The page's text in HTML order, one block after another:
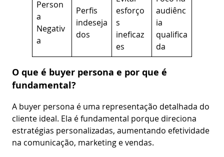
Person
a
Negativ
a
Perfis
indeseja
dos
esforço
s
ineficaz
es
audiênc
ia
qualifica
da
O que é buyer persona e por que é
fundamental?
A buyer persona é uma representação detalhada do
cliente ideal. Ela é fundamental porque direciona
estratégias personalizadas, aumentando efetividade
na comunicação, marketing e vendas.